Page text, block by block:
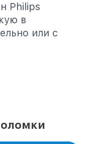
Philips
в
или с